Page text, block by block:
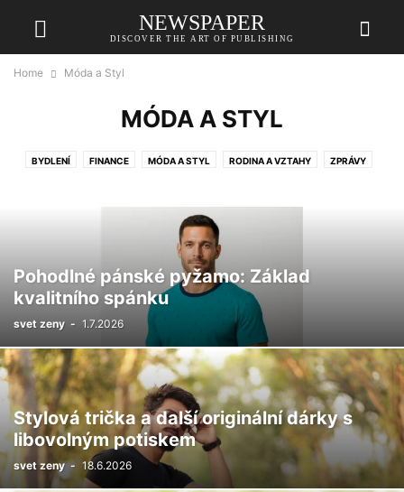
NEWSPAPER
DISCOVER THE ART OF PUBLISHING
Home Móda a Styl
MÓDA A STYL
BYDLENÍ FINANCE MÓDA A STYL RODINA A VZTAHY ZPRÁVY
Pohodlné pánské pyžamo: Základ
kvalitního spánku
svet zeny - 1.7.2026
Stylová trička a další originální dárky s
libovolným potiskem
svet zeny - 18.6.2026